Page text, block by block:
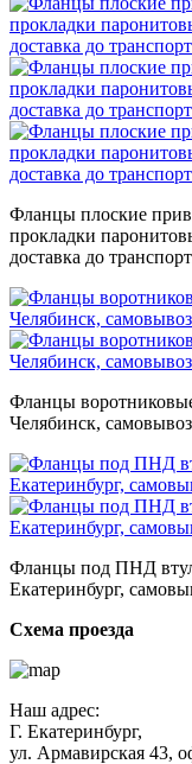
Фланцы плоские
прокладки
доставка до
Фланцы
Челябинск,
Фланцы под ПНД
Екатеринбург,
Схема проезда
Наш адрес:
Г. Екатеринбург,
ул. Армавирская 43,